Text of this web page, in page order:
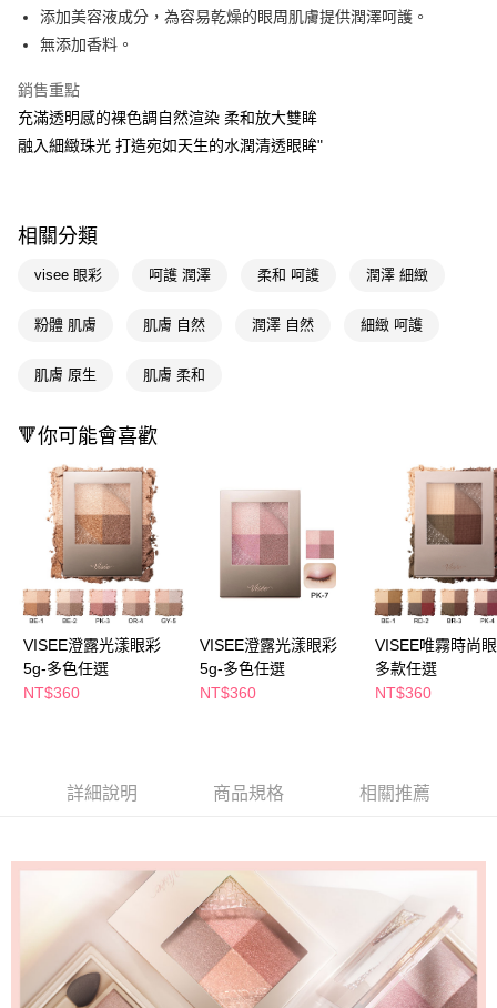
悠遊付
【關於「AFTEE先享後付」】
２．便利：只要手機號碼，簡訊認證，即可結帳。
１．於結帳方式選擇「AFTEE先享後付」後，將跳轉至「AFTEE先享後付」
３．收到繳費通知簡訊後14天內，點擊此簡訊中的連結，可透過四大超商／
購買商品的店家。未經商家同意取消之訂單仍視為有效，需透過AFTEE先享
※ 交易是否成功請以「AFTEE先享後付 」之結帳頁面顯示為準，若有關於
是否繳費成功／繳費後需取消欲退款等相關疑問，請聯繫「AFTEE先享後付
客戶支援中心」https://netprotections.freshdesk.com/support/home
【注意事項】
１．透過由恩沛科技股份有限公司提供之「AFTEE先享後付」服務完成之交
易，需依本服務之必要範圍內提供個人資料，並將交易相關給付款項請求債
權轉讓予恩沛科技股份有限公司。
２．關於個人資料處理事宜，請瀏覽以下網址：
https://aftee.tw/terms/#terms3
３．未成年的使用者請事先徵得法定代理人或監護人之同意方可使用
「AFTEE先享後付」，若未經同意申辦者引起之損失，本公司不負相關責
５．嚴禁一人註冊多個帳號或使用他人資訊註冊。若發現惡意使用之情形，
運送方式
全家取貨付款
付款後全家取貨
每筆NT$65，滿NT$390(含以上)免運費
每筆NT$65，滿NT$490(含以上)免運費
付款後萊爾富取貨
每筆NT$65，滿NT$490(含以上)免運費
7-11取貨付款
每筆NT$65，滿NT$490(含以上)免運費
付款後7-11取貨
每筆NT$65，滿NT$490(含以上)免運費
宅配(本島)
每筆NT$80，滿NT$290(含以上)免運費
添加美容液成分，為容易乾燥的眼周肌膚提供潤澤呵護。
無添加香料。
銷售重點
充滿透明感的裸色調自然渲染 柔和放大雙眸
融入細緻珠光 打造宛如天生的水潤清透眼眸"
相關分類
visee 眼彩 呵護 潤澤 柔和 呵護 潤澤 細緻
粉體 肌膚 肌膚 自然 潤澤 自然 細緻 呵護
肌膚 原生 肌膚 柔和
🔻你可能會喜歡
VISEE澄露光漾眼彩
5g-多色任選
NT$360
VISEE澄露光漾眼彩
5g-多色任選
NT$360
VISEE唯霧時尚
多款任選
NT$360
詳細說明 商品規格 相關推薦